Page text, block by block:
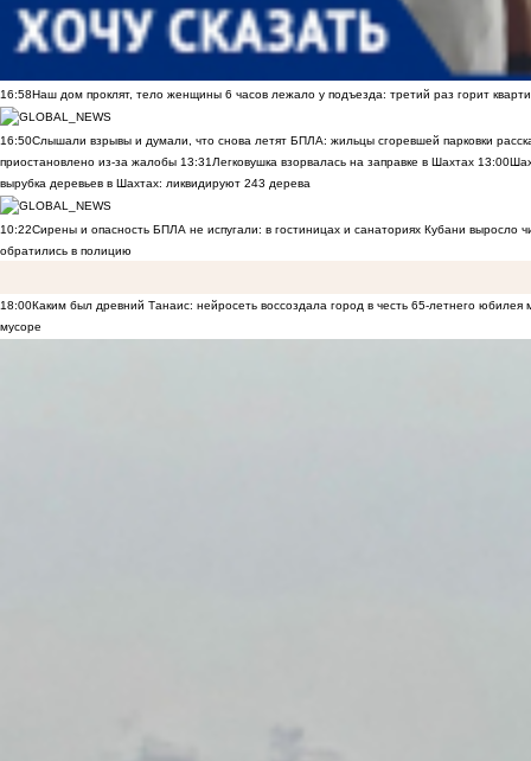
16:58Наш дом проклят, тело женщины 6 часов лежало у подъезда: третий раз горит
16:50Слышали взрывы и думали, что снова летят БПЛА: жильцы сгоревшей парковки
приостановлено из-за жалобы 13:31Легковушка взорвалась на заправке в Шахтах 13:00
вырубка деревьев в Шахтах: ликвидируют 243 дерева
10:22Сирены и опасность БПЛА не испугали: в гостиницах и санаториях Кубани выросло
обратились в полицию
18:00Каким был древний Танаис: нейросеть воссоздала город в честь 65-летнего юбилея
мусоре